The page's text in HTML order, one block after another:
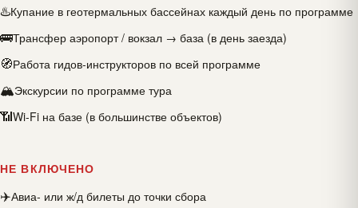
♨️Купание в геотермальных бассейнах каждый день по программе
🚌Трансфер аэропорт / вокзал → база (в день заезда)
🧭Работа гидов-инструкторов по всей программе
🏔Экскурсии по программе тура
📶Wi-Fi на базе (в большинстве объектов)
НЕ ВКЛЮЧЕНО
✈️Авиа- или ж/д билеты до точки сбора